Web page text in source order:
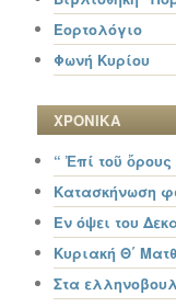
Εορτολόγιο
Φωνή Κυρίου
ΧΡΟΝΙΚΑ
“ Ἐπί τοῦ
Κατασκήνωση
Εν όψει του
Κυριακή Θ΄
Στα